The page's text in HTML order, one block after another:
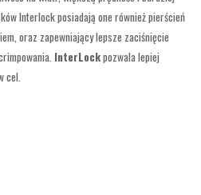
Interlock posiadają one również pierścień
oraz zapewniający lepsze zaciśnięcie
InterLockpozwala lepiej
cel.